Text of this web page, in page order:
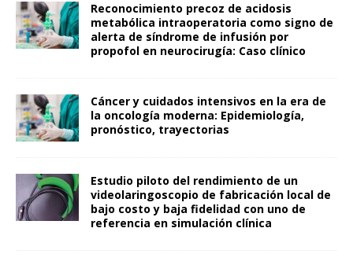
Reconocimiento precoz de acidosis
metabólica intraoperatoria como signo de
alerta de síndrome de infusión por
propofol en neurocirugía: Caso clínico
Cáncer y cuidados intensivos en la era de
la oncología moderna: Epidemiología,
pronóstico, trayectorias
Estudio piloto del rendimiento de un
videolaringoscopio de fabricación local de
bajo costo y baja fidelidad con uno de
referencia en simulación clínica